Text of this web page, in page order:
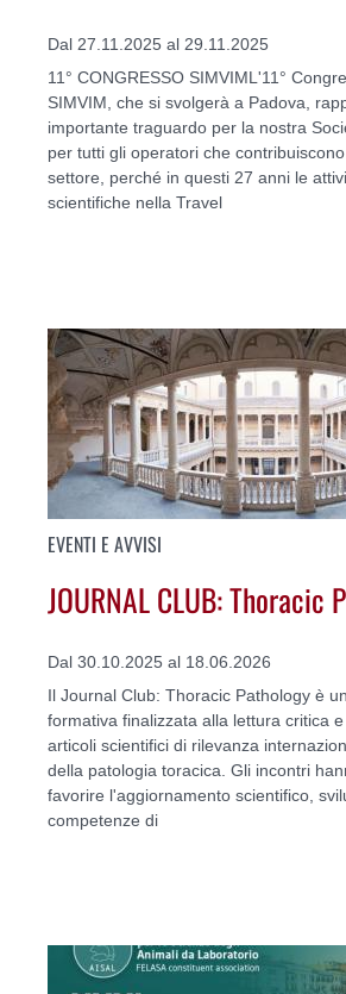
Dal 27.11.2025 al 29.11.2025
11° CONGRESSO SIMVIML'11°
SIMVIM, che si svolgerà a Padova,
importante traguardo per la nostra
per tutti gli operatori che
settore, perché in questi 27 anni le
scientifiche nella Travel
EVENTI E AVVISI
JOURNAL CLUB: Thoracic
Dal 30.10.2025 al 18.06.2026
Il Journal Club: Thoracic Pathology è
formativa finalizzata alla lettura critica
articoli scientifici di rilevanza
della patologia toracica. Gli incontri
favorire l'aggiornamento scientifico,
competenze di